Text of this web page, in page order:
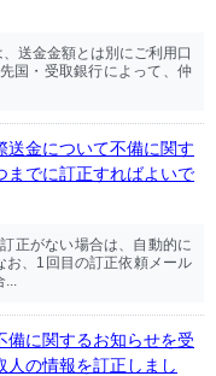
送金金額とは別にご利用口
国・受取銀行によって、仲
送金について不備に関す
までに訂正すればよいで
正がない場合は、自動的に
お、1回目の訂正依頼メール
...
備に関するお知らせを受
人の情報を訂正しまし